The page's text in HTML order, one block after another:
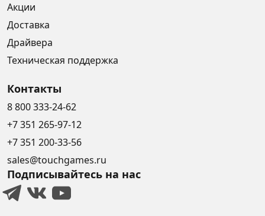
Акции
Доставка
Драйвера
Техническая поддержка
Контакты
8 800 333-24-62
+7 351 265-97-12
+7 351 200-33-56
sales@touchgames.ru
Подписывайтесь на нас